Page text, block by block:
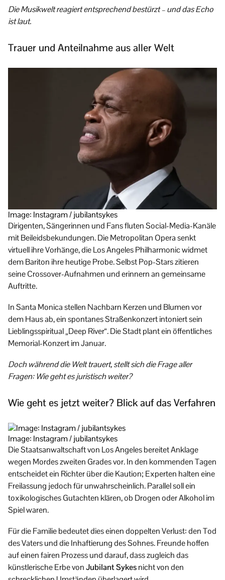
Die Musikwelt reagiert entsprechend bestürzt – und das Echo
ist laut.
Trauer und Anteilnahme aus aller Welt
Image: Instagram / jubilantsykes
Dirigenten, Sängerinnen und Fans fluten Social-Media-Kanäle
mit Beileidsbekundungen. Die Metropolitan Opera senkt
virtuell ihre Vorhänge, die Los Angeles Philharmonic widmet
dem Bariton ihre heutige Probe. Selbst Pop-Stars zitieren
seine Crossover-Aufnahmen und erinnern an gemeinsame
Auftritte.
In Santa Monica stellen Nachbarn Kerzen und Blumen vor
dem Haus ab, ein spontanes Straßenkonzert intoniert sein
Lieblingsspiritual „Deep River“. Die Stadt plant ein öffentliches
Memorial-Konzert im Januar.
Doch während die Welt trauert, stellt sich die Frage aller
Fragen: Wie geht es juristisch weiter?
Wie geht es jetzt weiter? Blick auf das Verfahren
Image: Instagram / jubilantsykes
Die Staatsanwaltschaft von Los Angeles bereitet Anklage
wegen Mordes zweiten Grades vor. In den kommenden Tagen
entscheidet ein Richter über die Kaution; Experten halten eine
Freilassung jedoch für unwahrscheinlich. Parallel soll ein
toxikologisches Gutachten klären, ob Drogen oder Alkohol im
Spiel waren.
Für die Familie bedeutet dies einen doppelten Verlust: den Tod
des Vaters und die Inhaftierung des Sohnes. Freunde hoffen
auf einen fairen Prozess und darauf, dass zugleich das
künstlerische Erbe vonJubilant Sykesnicht von den